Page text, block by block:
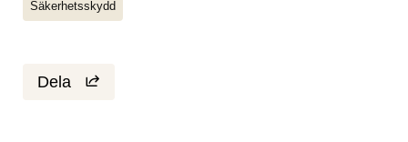
Säkerhetsskydd
Dela